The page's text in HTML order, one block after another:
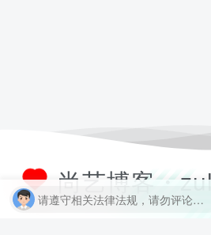
尚艺博客・
请遵守相关法律法规，请勿评论纯表情、纯数字、纯英文、乱码文字等无用信息，否则关7 天小黑屋！